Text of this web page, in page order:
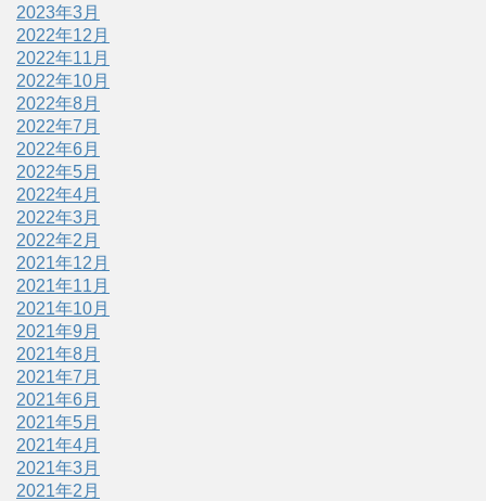
2023年3月
2022年12月
2022年11月
2022年10月
2022年8月
2022年7月
2022年6月
2022年5月
2022年4月
2022年3月
2022年2月
2021年12月
2021年11月
2021年10月
2021年9月
2021年8月
2021年7月
2021年6月
2021年5月
2021年4月
2021年3月
2021年2月